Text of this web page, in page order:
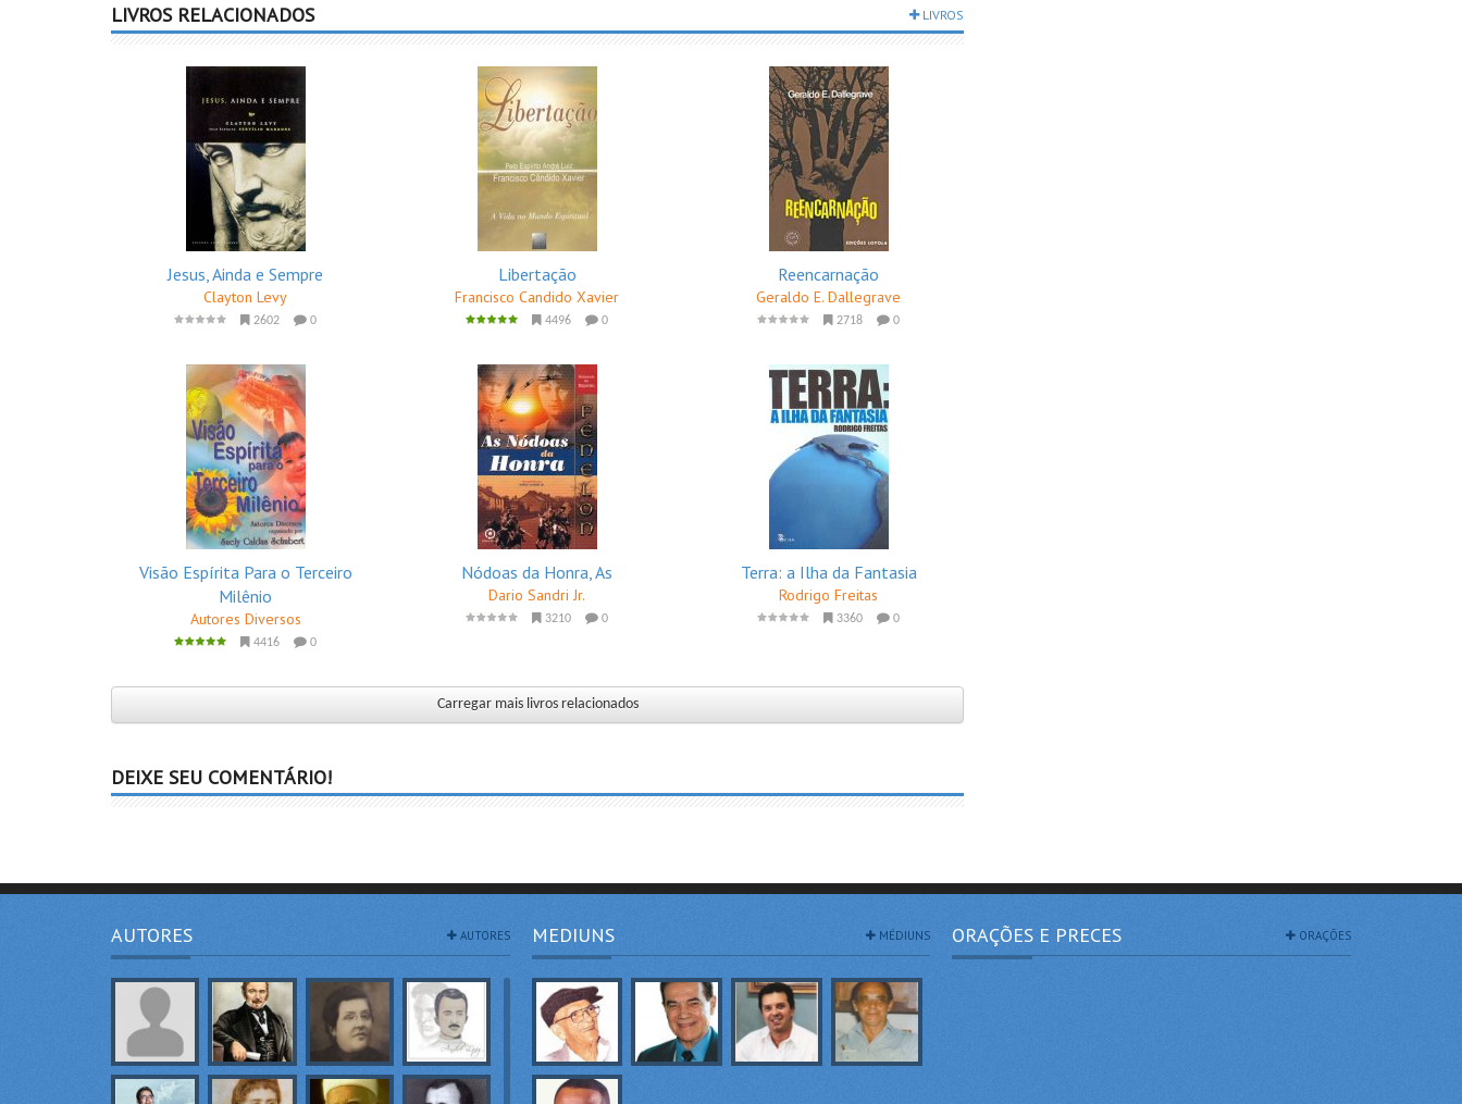
LIVROS RELACIONADOS LIVROS
Jesus, Ainda e Sempre
Clayton Levy
2602 0
Libertação
Francisco Candido Xavier
4496 0
Reencarnação
Geraldo E. Dallegrave
2718 0
Visão Espírita Para o Terceiro
Milênio
Autores Diversos
4416 0
Nódoas da Honra, As
Dario Sandri Jr.
3210 0
Terra: a Ilha da Fantasia
Rodrigo Freitas
3360 0
Carregar mais livros relacionados
DEIXE SEU COMENTÁRIO!
AUTORES AUTORES MEDIUNS MÉDIUNS ORAÇÕES E PRECES ORAÇÕES